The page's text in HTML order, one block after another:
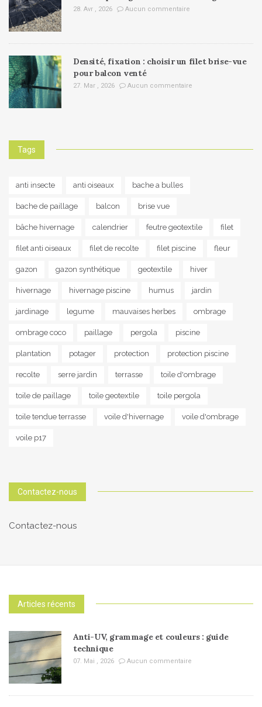
28. Avr , 2026 Aucun commentaire
Densité, fixation : choisir un filet brise-vue
pour balcon venté
27. Mar , 2026 Aucun commentaire
Tags
anti insecte anti oiseaux bache a bulles
bache de paillage balcon brise vue
bâche hivernage calendrier feutre geotextile filet
filet anti oiseaux filet de recolte filet piscine fleur
gazon gazon synthétique geotextile hiver
hivernage hivernage piscine humus jardin
jardinage legume mauvaises herbes ombrage
ombrage coco paillage pergola piscine
plantation potager protection protection piscine
recolte serre jardin terrasse toile d'ombrage
toile de paillage toile geotextile toile pergola
toile tendue terrasse voile d'hivernage voile d'ombrage
voile p17
Contactez-nous
Contactez-nous
Articles récents
Anti-UV, grammage et couleurs : guide
technique
07. Mai , 2026 Aucun commentaire